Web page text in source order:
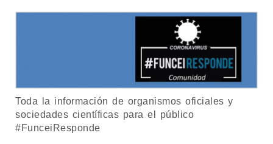
Toda la información de organismos oficiales y
sociedades científicas para el público
#FunceiResponde